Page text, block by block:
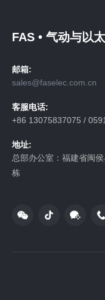
FAS • 气动与以
邮箱:
sales@faselec.com.cn
客服电话:
+86 13075837075 /
地址:
总部办公室：福建省闽
栋